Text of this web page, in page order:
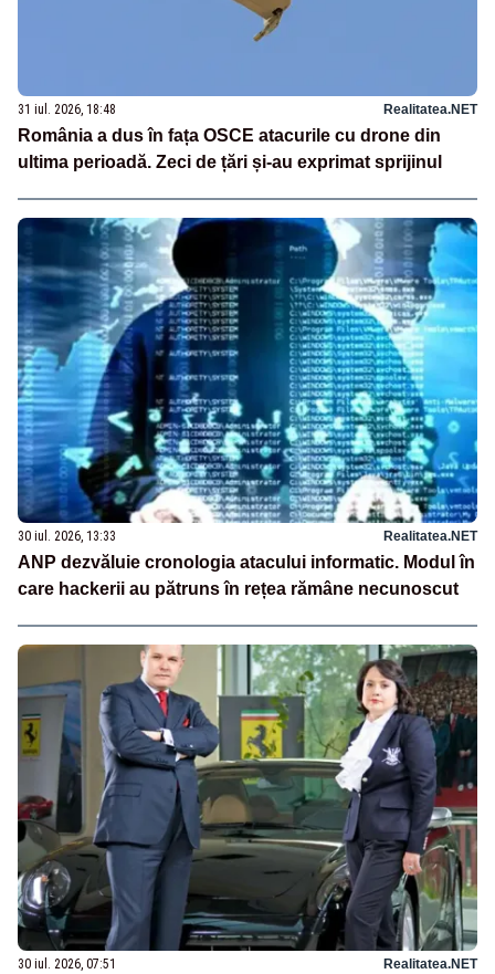
31 iul. 2026, 18:48 Realitatea.NET
România a dus în fața OSCE atacurile cu drone din
ultima perioadă. Zeci de țări și-au exprimat sprijinul
30 iul. 2026, 13:33 Realitatea.NET
ANP dezvăluie cronologia atacului informatic. Modul în
care hackerii au pătruns în rețea rămâne necunoscut
30 iul. 2026, 07:51 Realitatea.NET